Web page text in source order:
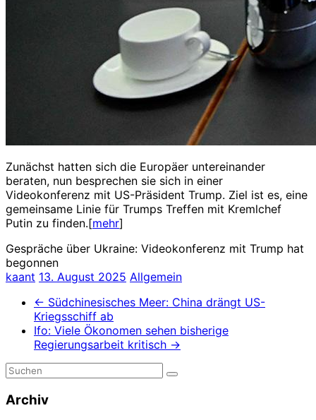
Zunächst hatten sich die Europäer untereinander
beraten, nun besprechen sie sich in einer
Videokonferenz mit US-Präsident Trump. Ziel ist es, eine
gemeinsame Linie für Trumps Treffen mit Kremlchef
Putin zu finden.[mehr]
Gespräche über Ukraine: Videokonferenz mit Trump hat
begonnen
kaant 13. August 2025 Allgemein
← Südchinesisches Meer: China drängt US-
Kriegsschiff ab
Ifo: Viele Ökonomen sehen bisherige
Regierungsarbeit kritisch →
Archiv